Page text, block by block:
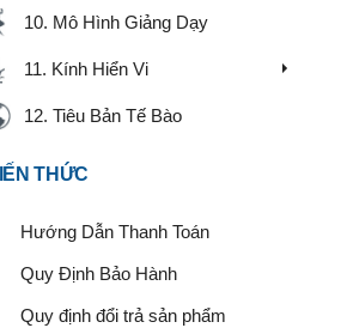
10. Mô Hình Giảng Dạy
11. Kính Hiển Vi
12. Tiêu Bản Tế Bào
THỨC
Hướng Dẫn Thanh Toán
Quy Định Bảo Hành
Quy định đổi trả sản phẩm